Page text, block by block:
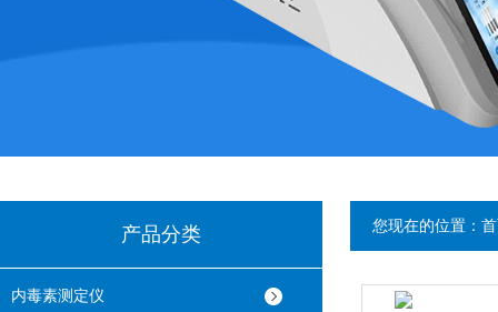
产品分类
内毒素测定仪
您现在的位置：